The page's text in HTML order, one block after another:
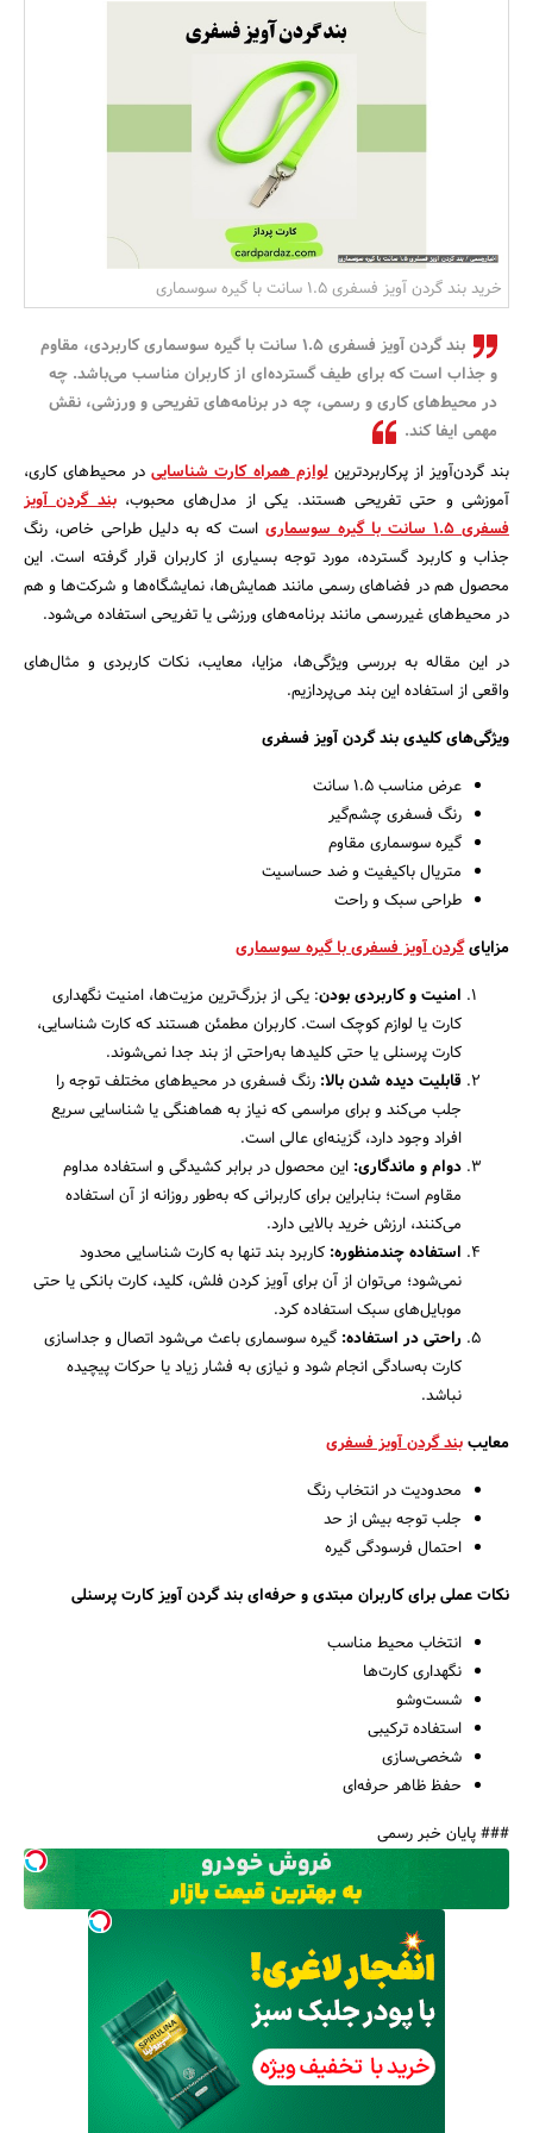
خرید بند گردن آویز فسفری 1.5 سانت با گیره سوسماری
بند گردن آویز فسفری 1.5 سانت با گیره سوسماری کاربردی، مقاوم
و جذاب است که برای طیف گسترده‌ای از کاربران مناسب می‌باشد. چه
در محیط‌های کاری و رسمی، چه در برنامه‌های تفریحی و ورزشی، نقش
مهمی ایفا کند.
بند گردن‌آویز از پرکاربردترینلوازم همراه کارت شناساییدر محیط‌های کاری،
آموزشی و حتی تفریحی هستند. یکی از مدل‌های محبوب،بند گردن آویز
فسفری 1.5 سانت با گیره سوسماری
است که به دلیل طراحی خاص، رنگ
جذاب و کاربرد گسترده، مورد توجه بسیاری از کاربران قرار گرفته است. این
محصول هم در فضاهای رسمی مانند همایش‌ها، نمایشگاه‌ها و شرکت‌ها و هم
در محیط‌های غیررسمی مانند برنامه‌های ورزشی یا تفریحی استفاده می‌شود.
در این مقاله به بررسی ویژگی‌ها، مزایا، معایب، نکات کاربردی و مثال‌های
واقعی از استفاده این بند می‌پردازیم.
ویژگی‌های کلیدی بند گردن آویز فسفری
عرض مناسب 1.5 سانت
رنگ فسفری چشم‌گیر
گیره سوسماری مقاوم
متریال باکیفیت و ضد حساسیت
طراحی سبک و راحت
مزایایگردن آویز فسفری با گیره سوسماری
امنیت و کاربردی بودن: یکی از بزرگ‌ترین مزیت‌ها، امنیت نگهداری
کارت یا لوازم کوچک است. کاربران مطمئن هستند که کارت شناسایی،
کارت پرسنلی یا حتی کلیدها به‌راحتی از بند جدا نمی‌شوند.
قابلیت دیده شدن بالا: رنگ فسفری در محیط‌های مختلف توجه را
جلب می‌کند و برای مراسمی که نیاز به هماهنگی یا شناسایی سریع
افراد وجود دارد، گزینه‌ای عالی است.
دوام و ماندگاری: این محصول در برابر کشیدگی و استفاده مداوم
مقاوم است؛ بنابراین برای کاربرانی که به‌طور روزانه از آن استفاده
می‌کنند، ارزش خرید بالایی دارد.
استفاده چندمنظوره: کاربرد بند تنها به کارت شناسایی محدود
نمی‌شود؛ می‌توان از آن برای آویز کردن فلش، کلید، کارت بانکی یا حتی
موبایل‌های سبک استفاده کرد.
راحتی در استفاده: گیره سوسماری باعث می‌شود اتصال و جداسازی
کارت به‌سادگی انجام شود و نیازی به فشار زیاد یا حرکات پیچیده
نباشد.
معایببند گردن آویز فسفری
محدودیت در انتخاب رنگ
جلب توجه بیش از حد
احتمال فرسودگی گیره
نکات عملی برای کاربران مبتدی و حرفه‌ای بند گردن آویز کارت پرسنلی
انتخاب محیط مناسب
نگهداری کارت‌ها
شست‌وشو
استفاده ترکیبی
شخصی‌سازی
حفظ ظاهر حرفه‌ای
### پایان خبر رسمی